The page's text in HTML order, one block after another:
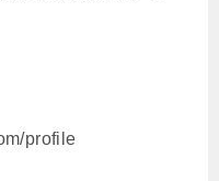
profile